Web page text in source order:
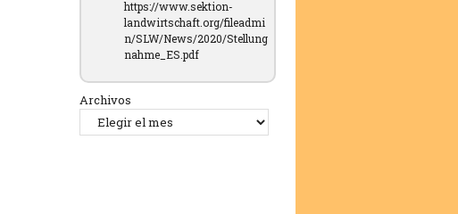
https://www.sektion-
landwirtschaft.org/fileadmi
n/SLW/News/2020/Stellung
nahme_ES.pdf
Archivos